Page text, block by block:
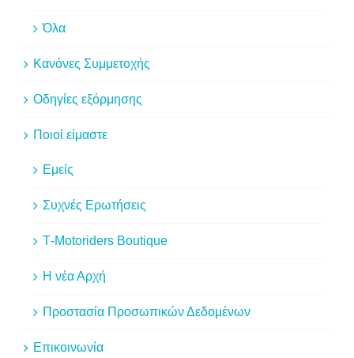
Όλα
Κανόνες Συμμετοχής
Οδηγίες εξόρμησης
Ποιοί είμαστε
Εμείς
Συχνές Ερωτήσεις
Τ-Motoriders Boutique
H νέα Αρχή
Προστασία Προσωπικών Δεδομένων
Επικοινωνία